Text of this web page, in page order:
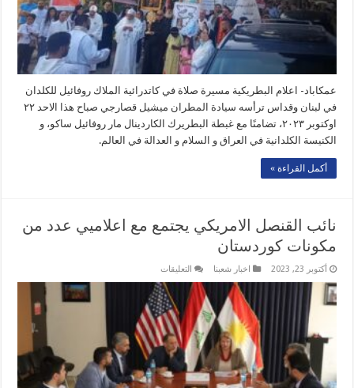
عمكاباد- اعلام البطريكية مسيرة صلاة في كاتدرائية الملاك روفائيل للكلدان
في لبنان وقداس ترأسه سيادة المطران ميشيل قصارجي صباح هذا الاحد ٢٢
اوكتوبر ٢٠٢٣، تضامنًا مع غبطة البطريرك الكاردينال مار روفائيل ساكو، و
الكنيسة الكلدانية في العراق و السلام و العدالة في العالم.
أكمل القراءة »
نائب القنصل الامريكي يجتمع مع اعلاميي عدد من
مكونات كوردستان
أكتوبر 23, 2023 اخبار شعبنا التعليقات
القنصل
الامريكي
يجتمع
مع
اعلاميي
عدد
من
مكونات
كوردستان
مغلقة